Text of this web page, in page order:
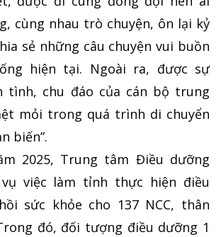
cùng nhau trò chuyện, ôn lại kỷ
sẻ những câu chuyện vui buồn
hiện tại. Ngoài ra, được sự
tình, chu đáo của cán bộ trung
mỏi trong quá trình di chuyển
biến”.
2025, Trung tâm Điều dưỡng
vụ việc làm tỉnh thực hiện điều
sức khỏe cho 137 NCC, thân
đó, đối tượng điều dưỡng 1